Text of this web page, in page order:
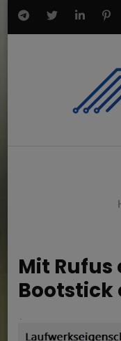
Mit Rufus
Bootstick